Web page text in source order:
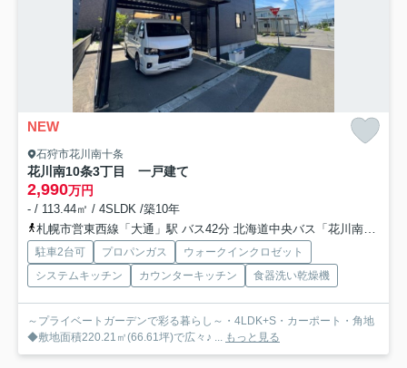
NEW
石狩市花川南十条
花川南10条3丁目 一戸建て
2,990万円
- / 113.44㎡ / 4SLDK /築10年
札幌市営東西線「大通」駅 バス42分 北海道中央バス「花川南9条3丁目」 停歩7分
駐車2台可 プロパンガス
ウォークインクロゼット
システムキッチン
カウンターキッチン 食器洗い乾燥機
～プライベートガーデンで彩る暮らし～・4LDK+S・カーポート・角地
◆敷地面積220.21㎡(66.61坪)で広々♪ ...
もっと見る